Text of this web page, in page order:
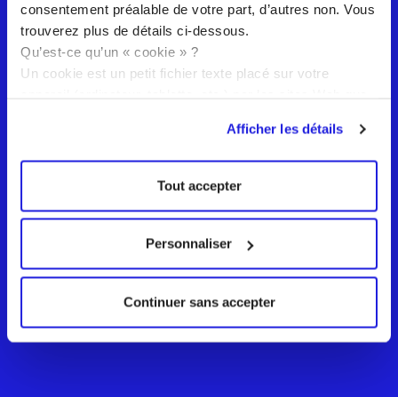
consentement préalable de votre part, d’autres non. Vous
trouverez plus de détails ci-dessous.
Qu’est-ce qu’un « cookie » ?
Un cookie est un petit fichier texte placé sur votre
faire fonctionner les sites Web, ou pour en améliorer le
fonctionnement ainsi que pour fournir des informations
aux éditeurs du site Web.
différentes finalités, par exemple pour faciliter votre
navigation, vous proposer des contenus personnalisés
ou encore pour produire des statistiques liées à la
Nous n’utilisons pas de cookies nous permettant de vous
identifier personnellement.
Afficher les détails
Tout accepter
Personnaliser
Continuer sans accepter